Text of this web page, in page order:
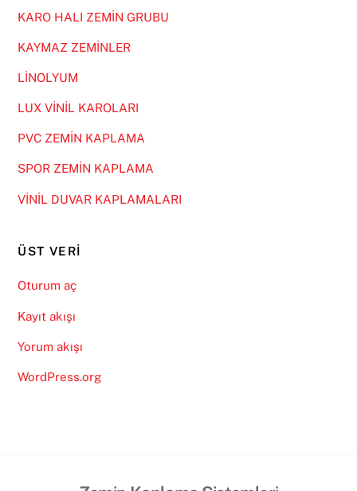
KARO HALI ZEMİN GRUBU
KAYMAZ ZEMİNLER
LİNOLYUM
LUX VİNİL KAROLARI
PVC ZEMİN KAPLAMA
SPOR ZEMİN KAPLAMA
VİNİL DUVAR KAPLAMALARI
ÜST VERI
Oturum aç
Kayıt akışı
Yorum akışı
WordPress.org